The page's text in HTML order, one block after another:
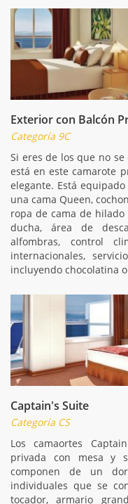
Exterior con Balcón
Categoría 9C
Si eres de los que no
está en este camarote
elegante. Está
una cama Queen,
ropa de cama de
ducha, área de
alfombras, control
internacionales,
incluyendo chocolatina
Captain's Suite
Categoría CS
Los camaortes
privada con mesa y
componen de un
individuales que se
tocador, armario